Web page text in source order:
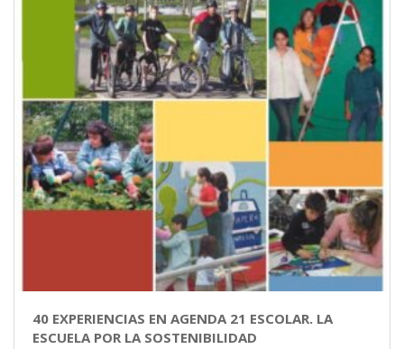
40 EXPERIENCIAS EN AGENDA 21 ESCOLAR. LA
ESCUELA POR LA SOSTENIBILIDAD